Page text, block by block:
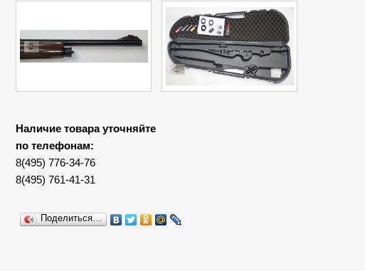
Наличие товара уточняйте
по телефонам:
8(495) 776-34-76
8(495) 761-41-31
Поделиться…